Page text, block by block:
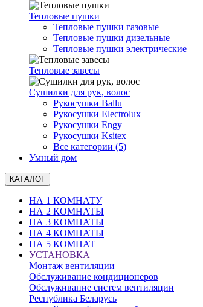
Тепловые пушки
Тепловые пушки газовые
Тепловые пушки дизельные
Тепловые пушки электрические
Тепловые завесы
Сушилки для рук, волоc
Рукосушки Ballu
Рукосушки Electrolux
Рукосушки Engy
Рукосушки Ksitex
Все категории (5)
Умный дом
КАТАЛОГ
НА 1 КОМНАТУ
НА 2 КОМНАТЫ
НА 3 КОМНАТЫ
НА 4 КОМНАТЫ
НА 5 КОМНАТ
УСТАНОВКА
Монтаж вентиляции
Обслуживание кондиционеров
Обслуживание систем вентиляции
Республика Беларусь